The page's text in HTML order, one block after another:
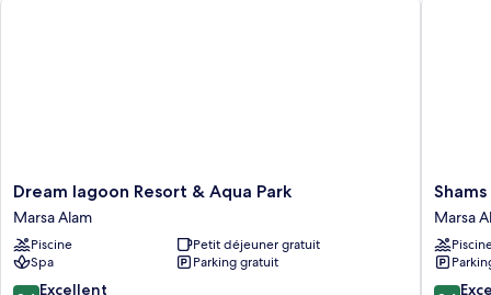
Dream
lagoon
Resort
&
Aqua
Park
Dream lagoon Resort & Aqua Park
Marsa Alam
Piscine
Petit déjeuner gratuit
Spa
Parking gratuit
8.6 Excellent
Shams
Alam
Beach
Resort
-
All
Marsa
8.6